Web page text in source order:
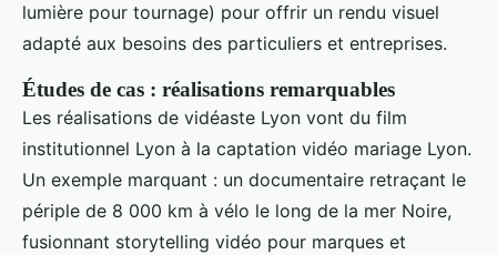
lumière pour tournage) pour offrir un rendu visuel
adapté aux besoins des particuliers et entreprises.
Études de cas : réalisations remarquables
Les réalisations de vidéaste Lyon vont du film
institutionnel Lyon à la captation vidéo mariage Lyon.
Un exemple marquant : un documentaire retraçant le
périple de 8 000 km à vélo le long de la mer Noire,
fusionnant storytelling vidéo pour marques et